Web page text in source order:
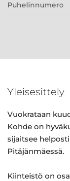
Puhelinnumero
Yleisesittely
Vuokrataan
Kohde on
sijaitsee
Pitäjänmäessä.
Kiinteistö on